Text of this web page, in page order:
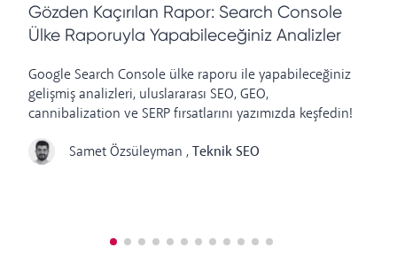
Gözden Kaçırılan Rapor: Search Console
Ülke Raporuyla Yapabileceğiniz Analizler
Google Search Console ülke raporu ile yapabileceğiniz
gelişmiş analizleri, uluslararası SEO, GEO,
cannibalization ve SERP fırsatlarını yazımızda keşfedin!
Samet Özsüleyman ,Teknik SEO